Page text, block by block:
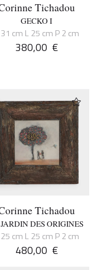
Tichadou
GECKO I
cm L 25 cm P 2 cm
380,00 €
Tichadou
DES ORIGINES
cm L 25 cm P 2 cm
480,00 €